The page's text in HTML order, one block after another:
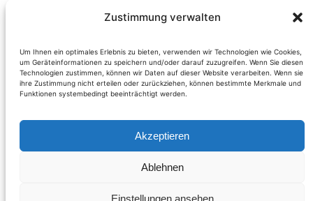
Zustimmung verwalten
Um Ihnen ein optimales Erlebnis zu bieten, verwenden wir Technologien wie Cookies,
um Geräteinformationen zu speichern und/oder darauf zuzugreifen. Wenn Sie diesen
Technologien zustimmen, können wir Daten auf dieser Website verarbeiten. Wenn sie
ihre Zustimmung nicht erteilen oder zurückziehen, können bestimmte Merkmale und
Funktionen systembedingt beeinträchtigt werden.
Akzeptieren
Ablehnen
Einstellungen ansehen
Siegt Frechheit auf
Facebook oder ist
diese Werbung das
Ende vom Anfang?
Die Firma Seniorbook AG aus München wirbt
innerhalb von Facebook für ein eigenes, neues